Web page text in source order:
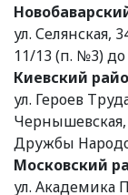
ул. Селянская,
11/13 (п. №3) до
Киевский
ул. Героев
Чернышевская,
Дружбы
Московский
ул. Академика